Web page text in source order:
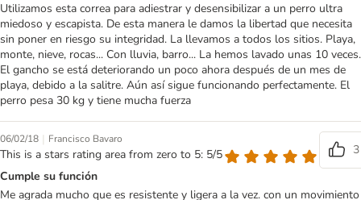
Utilizamos esta correa para adiestrar y desensibilizar a un perro ultra
miedoso y escapista. De esta manera le damos la libertad que necesita
sin poner en riesgo su integridad. La llevamos a todos los sitios. Playa,
monte, nieve, rocas... Con lluvia, barro... La hemos lavado unas 10 veces.
El gancho se está deteriorando un poco ahora después de un mes de
playa, debido a la salitre. Aún así sigue funcionando perfectamente. El
perro pesa 30 kg y tiene mucha fuerza
06/02/18 | Francisco Bavaro
This is a stars rating area from zero to 5: 5/5
3
Cumple su función
Me agrada mucho que es resistente y ligera a la vez. con un movimiento